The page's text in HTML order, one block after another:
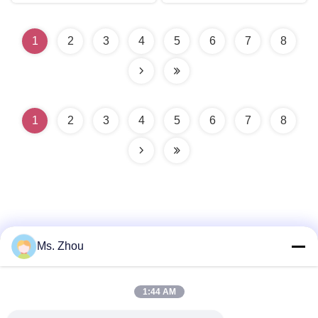
1 2 3 4 5 6 7 8
1 2 3 4 5 6 7 8
Ms. Zhou
1:44 AM